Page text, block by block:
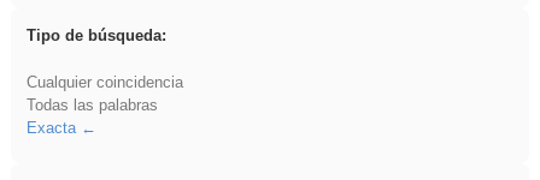
Tipo de búsqueda:
Cualquier coincidencia
Todas las palabras
Exacta